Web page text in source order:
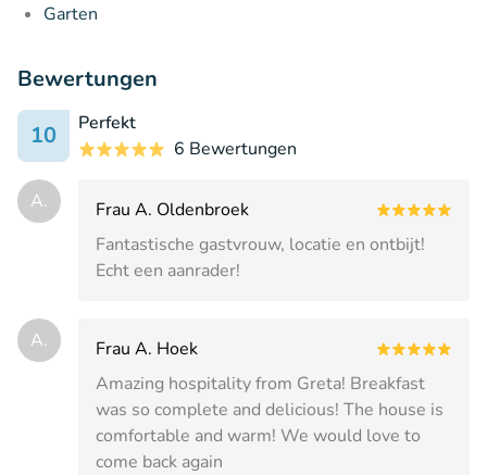
Garten
Bewertungen
10
Perfekt
6 Bewertungen
A.
Frau A. Oldenbroek
Fantastische gastvrouw, locatie en ontbijt!
Echt een aanrader!
A.
Frau A. Hoek
Amazing hospitality from Greta! Breakfast
was so complete and delicious! The house is
comfortable and warm! We would love to
come back again